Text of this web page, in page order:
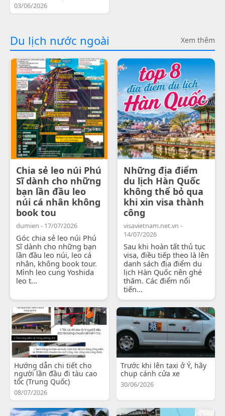
03/06/2026
Du lịch nước ngoài Xem thêm
Chia sẻ leo núi Phú
Sĩ dành cho những
bạn lần đầu leo
núi cá nhân không
book tou
dumien - 17/07/2026
Góc chia sẻ leo núi Phú
Sĩ dành cho những bạn
lần đầu leo núi, leo cá
nhân, không book tour.
Mình leo cung Yoshida
leo t...
Những địa điểm
du lịch Hàn Quốc
không thể bỏ qua
khi xin visa thành
công
visavietnam.net.vn -
14/07/2026
Sau khi hoàn tất thủ tục
visa, điều tiếp theo là lên
danh sách địa điểm du
lịch Hàn Quốc nên ghé
thăm. Các điểm nổi
tiến...
Hướng dẫn chi tiết cho
người lần đầu đi tàu cao
tốc (Trung Quốc)
08/07/2026
Trước khi lên taxi ở Ý, hãy
chụp cánh cửa xe
30/06/2026